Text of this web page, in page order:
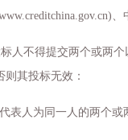
标人不得提交两个或两
其投标无效：
代表人为同一人的两个或